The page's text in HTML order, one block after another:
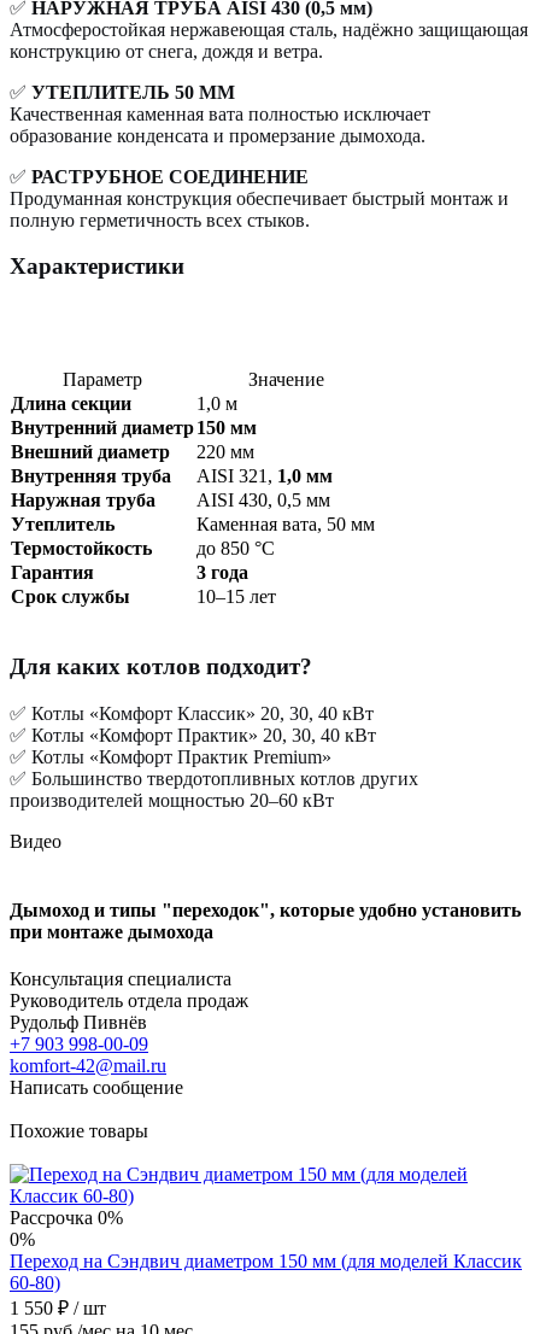
✅ НАРУЖНАЯ ТРУБА AISI 430 (0,5 мм)
Атмосферостойкая нержавеющая сталь, надёжно защищающая
конструкцию от снега, дождя и ветра.
✅ УТЕПЛИТЕЛЬ 50 ММ
Качественная каменная вата полностью исключает
образование конденсата и промерзание дымохода.
✅ РАСТРУБНОЕ СОЕДИНЕНИЕ
Продуманная конструкция обеспечивает быстрый монтаж и
полную герметичность всех стыков.
Характеристики
Параметр
Значение
Длина секции
1,0 м
Внутренний диаметр150 мм
Внешний диаметр
220 мм
Внутренняя труба
AISI 321, 1,0 мм
Наружная труба
AISI 430, 0,5 мм
Утеплитель
Каменная вата, 50 мм
Термостойкость
до 850 °С
Гарантия
3 года
Срок службы
10–15 лет
Для каких котлов подходит?
✅ Котлы «Комфорт Классик» 20, 30, 40 кВт
✅ Котлы «Комфорт Практик» 20, 30, 40 кВт
✅ Котлы «Комфорт Практик Premium»
✅ Большинство твердотопливных котлов других
производителей мощностью 20–60 кВт
Видео
Дымоход и типы "переходок", которые удобно установить
при монтаже дымохода
Консультация специалиста
Руководитель отдела продаж
Рудольф Пивнёв
+7 903 998-00-09
komfort-42@mail.ru
Написать сообщение
Похожие товары
Рассрочка 0%
0%
Переход на Сэндвич диаметром 150 мм (для моделей Классик
60-80)
1 550 ₽ / шт